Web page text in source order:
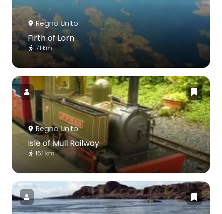
Regno Unito
Firth of Lorn
7.1 km
Regno Unito
Isle of Mull Railway
16.1 km